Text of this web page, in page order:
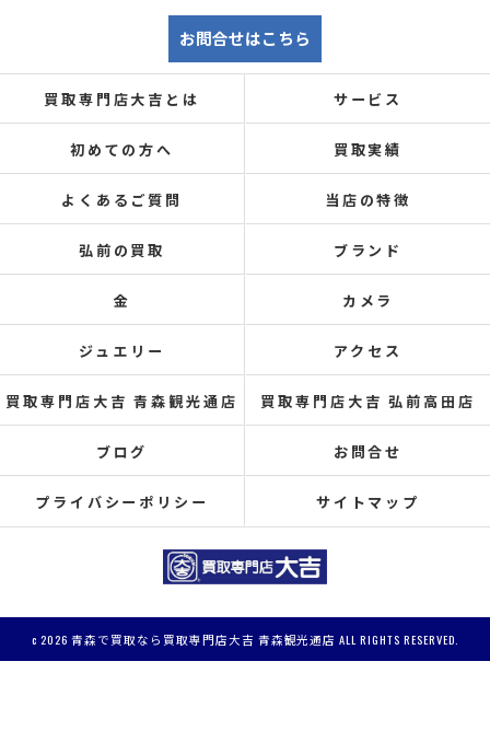
お問合せはこちら
買取専門店大吉とは サービス
初めての方へ 買取実績
よくあるご質問 当店の特徴
弘前の買取 ブランド
金 カメラ
ジュエリー アクセス
買取専門店大吉 青森観光通店 買取専門店大吉 弘前高田店
ブログ お問合せ
プライバシーポリシー サイトマップ
c 2026 青森で買取なら買取専門店大吉 青森観光通店 ALL RIGHTS RESERVED.